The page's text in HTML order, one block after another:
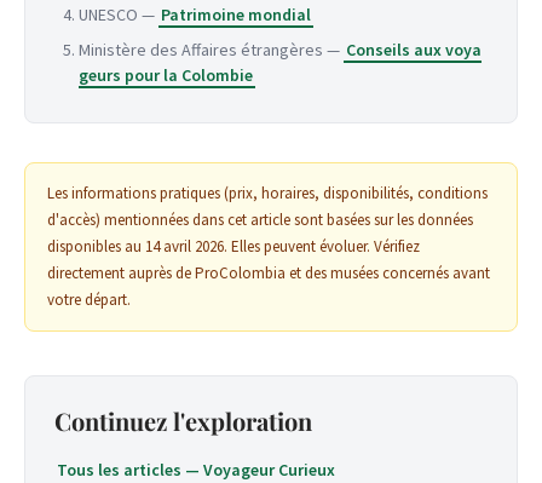
UNESCO — Patrimoine mondial
Ministère des Affaires étrangères — Conseils aux voya
geurs pour la Colombie
Les informations pratiques (prix, horaires, disponibilités, conditions
d'accès) mentionnées dans cet article sont basées sur les données
disponibles au 14 avril 2026. Elles peuvent évoluer. Vérifiez
directement auprès de ProColombia et des musées concernés avant
votre départ.
Continuez l'exploration
Tous les articles — Voyageur Curieux